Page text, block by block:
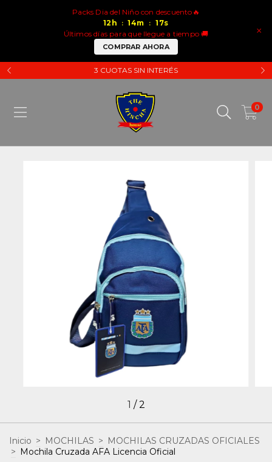
×
Packs Dia del Niño con descuento🔥
12 h : 14m : 16s
Últimos días para que llegue a tiempo 🚚
COMPRAR AHORA
3 CUOTAS SIN INTERÉS
0
1 /2
Inicio > MOCHILAS > MOCHILAS CRUZADAS OFICIALES
> Mochila Cruzada AFA Licencia Oficial